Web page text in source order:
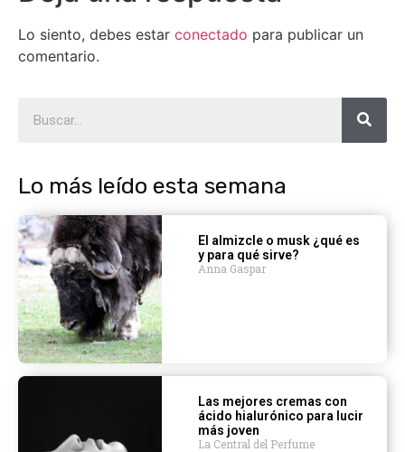
Lo siento, debes estar conectado para publicar un
comentario.
Lo más leído esta semana
El almizcle o musk ¿qué es
y para qué sirve?
Anna Gaspar
Las mejores cremas con
ácido hialurónico para lucir
más joven
La Central del Perfume